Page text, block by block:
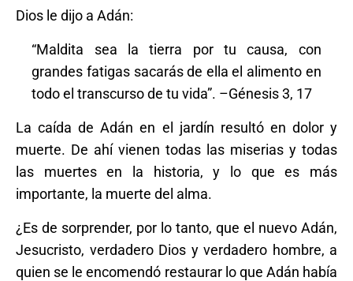
Dios le dijo a Adán:
“Maldita sea la tierra por tu causa, con
grandes fatigas sacarás de ella el alimento en
todo el transcurso de tu vida”. –Génesis 3, 17
La caída de Adán en el jardín resultó en dolor y
muerte. De ahí vienen todas las miserias y todas
las muertes en la historia, y lo que es más
importante, la muerte del alma.
¿Es de sorprender, por lo tanto, que el nuevo Adán,
Jesucristo, verdadero Dios y verdadero hombre, a
quien se le encomendó restaurar lo que Adán había